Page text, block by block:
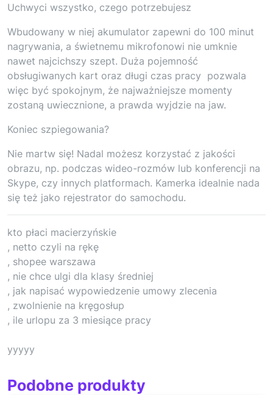
Uchwyci wszystko, czego potrzebujesz
Wbudowany w niej akumulator zapewni do 100 minut
nagrywania, a świetnemu mikrofonowi nie umknie
nawet najcichszy szept. Duża pojemność
obsługiwanych kart oraz długi czas pracy pozwala
więc być spokojnym, że najważniejsze momenty
zostaną uwiecznione, a prawda wyjdzie na jaw.
Koniec szpiegowania?
Nie martw się! Nadal możesz korzystać z jakości
obrazu, np. podczas wideo-rozmów lub konferencji na
Skype, czy innych platformach. Kamerka idealnie nada
się też jako rejestrator do samochodu.
kto płaci macierzyńskie
, netto czyli na rękę
, shopee warszawa
, nie chce ulgi dla klasy średniej
, jak napisać wypowiedzenie umowy zlecenia
, zwolnienie na kręgosłup
, ile urlopu za 3 miesiące pracy
yyyyy
Podobne produkty